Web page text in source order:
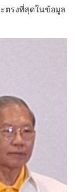
ตรงที่สุดในข้อมูล